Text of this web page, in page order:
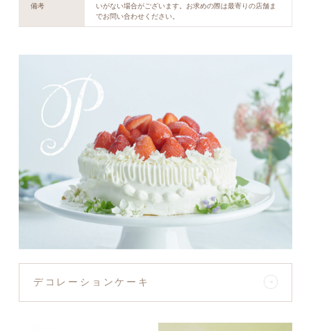
備考
いがない場合がございます。お求めの際は最寄りの店舗ま
でお問い合わせください。
デコレーションケーキ